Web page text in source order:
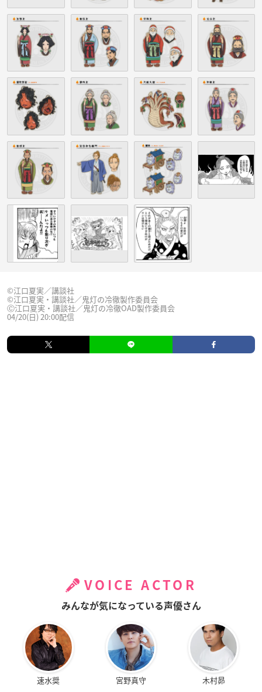
©江口夏実／講談社
©江口夏実・講談社／鬼灯の冷徹製作委員会
Ⓒ江口夏実・講談社／鬼灯の冷徹OAD製作委員会
04/20(日) 20:00配信
VOICE ACTOR
みんなが気になっている声優さん
速水奨 宮野真守 木村昴